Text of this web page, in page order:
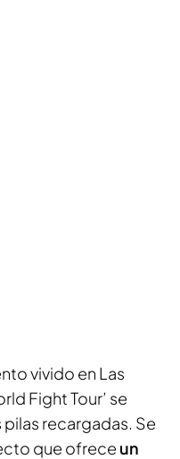
vivido en Las
Fight Tour’ se
recargadas. Se
que ofrece un